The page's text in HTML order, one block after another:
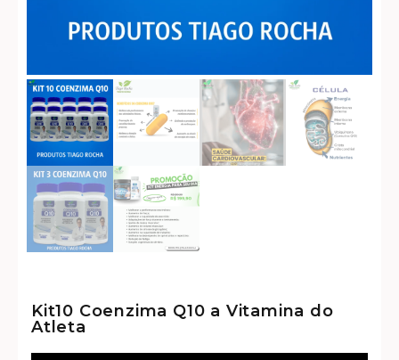
Kit10 Coenzima Q10 a Vitamina do
Atleta